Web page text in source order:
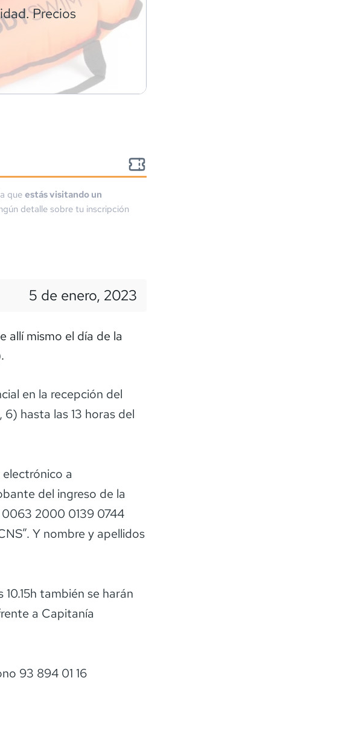
Precios
que estás visitando un
detalle sobre tu inscripción
5 de enero, 2023
allí mismo el día de la
en la recepción del
hasta las 13 horas del
a
del ingreso de la
0063 2000 0139 0744
Y nombre y apellidos
también se harán
a Capitanía
93 894 01 16